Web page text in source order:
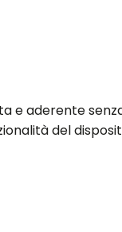
e aderente
del